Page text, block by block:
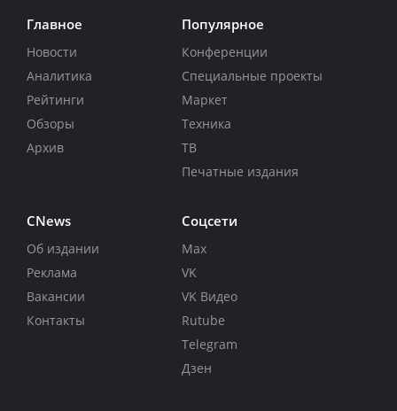
Главное
Новости
Аналитика
Рейтинги
Обзоры
Архив
Популярное
Конференции
Специальные проекты
Маркет
Техника
ТВ
Печатные издания
CNews
Об издании
Реклама
Вакансии
Контакты
Соцсети
Max
VK
VK Видео
Rutube
Telegram
Дзен